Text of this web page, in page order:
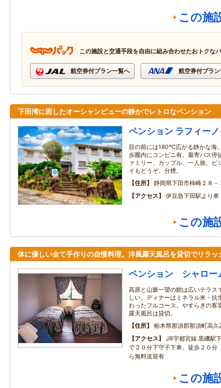
この施
この施設と交通手段を自由に組み合わせたおトクな
航空券付プラン一覧へ 航空券付プラ
下田湾に面したオーシャンビューの静かでレトロなペンション
ペンション ラフィーノ
目の前には180℃広がる静かな海
歩圏内にコンビニ有。最寄バス停
ァミリー、カップル、一人旅、ビ
イもどうぞ。分煙。
住所
静岡県下田市柿崎２８－
アクセス
伊豆急下田駅より
この施
体に優しい全て手作りの自慢料理。洋風露天風呂を貸切でリラッ
ペンション シャロー
高原と山脈一望の館は広いテラス
しい。ディナーはミネラル米・抗
わったフルコース。やすらぎの客
露天風呂は貸切。
住所
栃木県那須郡那須町高
アクセス
JR宇都宮線 黒磯駅
で２０分下守子下車、徒歩２０
ら無料送迎有
この施